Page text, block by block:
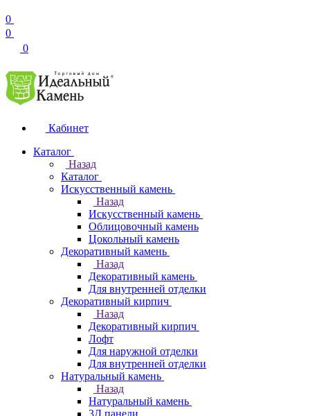
0
0
0
Кабинет
Каталог
Назад
Каталог
Искусственный камень
Назад
Искусственный камень
Облицовочный камень
Цокольный камень
Декоративный камень
Назад
Декоративный камень
Для внутренней отделки
Декоративный кирпич
Назад
Декоративный кирпич
Лофт
Для наружной отделки
Для внутренней отделки
Натуральный камень
Назад
Натуральный камень
3Д панели